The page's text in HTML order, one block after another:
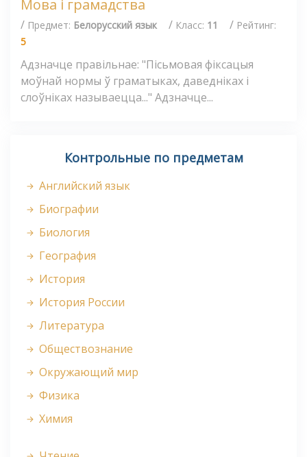
Мова і грамадства
/ Предмет: Белорусский язык / Класс: 11 / Рейтинг:
5
Адзначце правільнае: "Пісьмовая фіксацыя
моўнай нормы ў граматыках, даведніках і
слоўніках называецца..." Адзначце...
Контрольные по предметам
Английский язык
Биографии
Биология
География
История
История России
Литература
Обществознание
Окружающий мир
Физика
Химия